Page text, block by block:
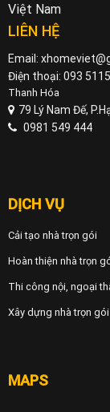
Việt Nam
LIÊN HỆ
Email:
Điện thoại: 093
Thanh Hóa
79 Lý Nam Đế,
0981 549 444
DỊCH VỤ
Cải tạo nhà trọn gói
Hoàn thiện nhà trọn
Thi công nội, ngoại
Xây dựng nhà trọn gói
MAPS